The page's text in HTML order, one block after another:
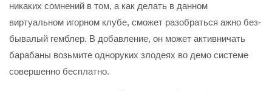
никаких сомнений в том, а как делать в данном
виртуальном игорном клубе, сможет разобраться ажно без-
бывалый гемблер. В добавление, он может активничать
барабаны возьмите одноруких злодеях во демо системе
совершенно бесплатно.